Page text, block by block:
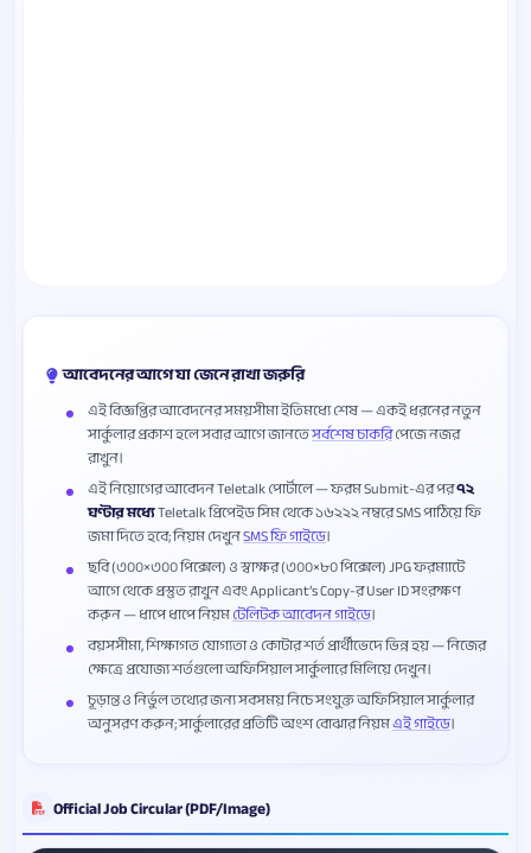
আবেদনের আগে যা জেনে রাখা জরুরি
এই বিজ্ঞপ্তির আবেদনের সময়সীমা ইতিমধ্যে শেষ — একই ধরনের নতুন
সার্কুলার প্রকাশ হলে সবার আগে জানতেসর্বশেষ চাকরিপেজে নজর
রাখুন।
এই নিয়োগের আবেদন Teletalk পোর্টালে — ফরম Submit-এর পর৭২
ঘণ্টার মধ্যেTeletalk প্রিপেইড সিম থেকে ১৬২২২ নম্বরে SMS পাঠিয়ে ফি
জমা দিতে হবে; নিয়ম দেখুনSMS ফি গাইডে।
ছবি (৩০০×৩০০ পিক্সেল) ও স্বাক্ষর (৩০০×৮০ পিক্সেল) JPG ফরম্যাটে
আগে থেকে প্রস্তুত রাখুন এবং Applicant’s Copy-র User ID সংরক্ষণ
করুন — ধাপে ধাপে নিয়মটেলিটক আবেদন গাইডে।
বয়সসীমা, শিক্ষাগত যোগ্যতা ও কোটার শর্ত প্রার্থীভেদে ভিন্ন হয় — নিজের
ক্ষেত্রে প্রযোজ্য শর্তগুলো অফিসিয়াল সার্কুলারে মিলিয়ে দেখুন।
চূড়ান্ত ও নির্ভুল তথ্যের জন্য সবসময় নিচে সংযুক্ত অফিসিয়াল সার্কুলার
অনুসরণ করুন; সার্কুলারের প্রতিটি অংশ বোঝার নিয়মএই গাইডে।
Official Job Circular (PDF/Image)